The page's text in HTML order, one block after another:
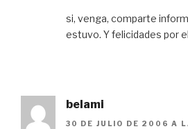
si, venga, comparte
estuvo. Y felicidades por el
belami
30 DE JULIO DE 2006 A